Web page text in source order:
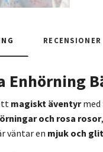
RECENSIONER
Enhörning
magiskt äventyrmed
och rosa rosor
väntar en mjuk och